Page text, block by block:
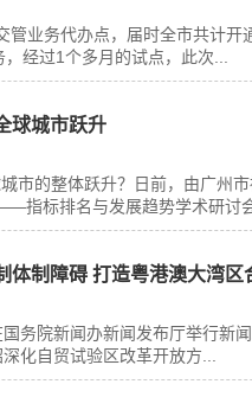
业务代办点，届时全市共计开
经过1个多月的试点，此次...
球城市跃升
市的整体跃升？日前，由广州
指标排名与发展趋势学术研讨会
体制障碍 打造粤港澳大湾区
务院新闻办新闻发布厅举行新
化自贸试验区改革开放方...